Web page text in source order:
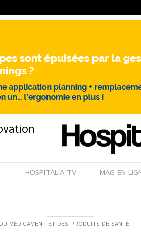
HOSPITALIA TV MAG EN
MÉDICAMENT ET DES PRODUITS DE SANTÉ